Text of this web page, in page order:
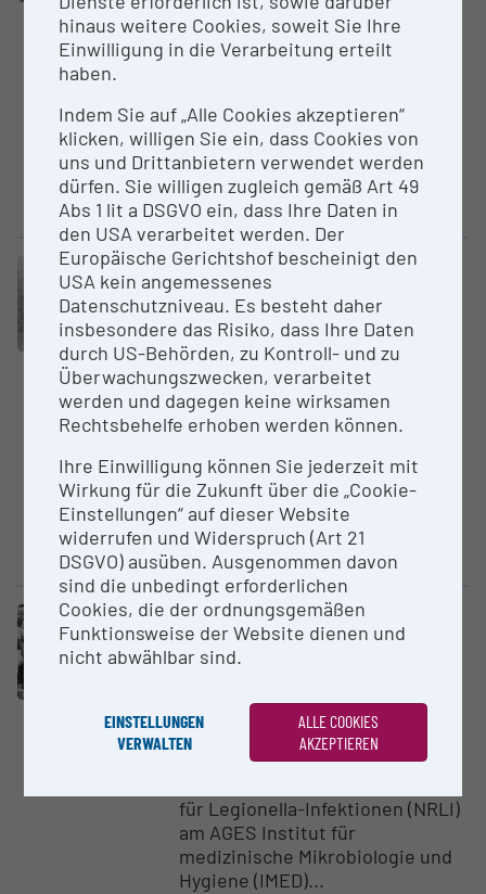
AGES - Österreichische Agentur
für Gesundheit und
Die Referenzzentrale für
hochpathogene bakterielle
Erreger der AGES befasst sich
mit dem Nachweis, der
Charakterisierung...
Nationale Referenz­zen­trale für
Influenza Surveil­lance
AGES - Österreichische Agentur
für Gesundheit und
Ernährungssicherheit GmbH
Die österreichische
Referenzzentrale für Influenza-
Epidemiologie am Institut für
Infektionsepidemiologie der
Agentur für Gesundheit und
Ernährungssicherheit...
Core Facility (CF)
Nationale Referenz­zen­trale für
Legio­nellose
für Gesundheit und
Ernährungssicherheit GmbH
für Legionella-Infektionen (NRLI)
am AGES Institut für
medizinische Mikrobiologie und
Hygiene (IMED)...
hinaus weitere Cookies, soweit Sie Ihre
Einwilligung in die Verarbeitung erteilt
haben.
Indem Sie auf „Alle Cookies akzeptieren“
klicken, willigen Sie ein, dass Cookies von
uns und Drittanbietern verwendet werden
dürfen. Sie willigen zugleich gemäß Art 49
Abs 1 lit a DSGVO ein, dass Ihre Daten in
den USA verarbeitet werden. Der
Europäische Gerichtshof bescheinigt den
USA kein angemessenes
Datenschutzniveau. Es besteht daher
insbesondere das Risiko, dass Ihre Daten
durch US-Behörden, zu Kontroll- und zu
Überwachungszwecken, verarbeitet
werden und dagegen keine wirksamen
Rechtsbehelfe erhoben werden können.
Ihre Einwilligung können Sie jederzeit mit
Wirkung für die Zukunft über die „Cookie-
Einstellungen“ auf dieser Website
widerrufen und Widerspruch (Art 21
DSGVO) ausüben. Ausgenommen davon
sind die unbedingt erforderlichen
Cookies, die der ordnungsgemäßen
Funktionsweise der Website dienen und
nicht abwählbar sind.
EINSTELLUNGEN
VERWALTEN
ALLE COOKIES
AKZEPTIEREN